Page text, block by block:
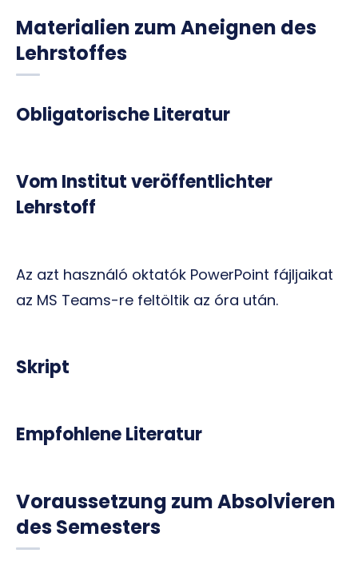
Materialien zum Aneignen des
Lehrstoffes
Obligatorische Literatur
Vom Institut veröffentlichter
Lehrstoff
Az azt használó oktatók PowerPoint fájljaikat
az MS Teams-re feltöltik az óra után.
Skript
Empfohlene Literatur
Voraussetzung zum Absolvieren
des Semesters